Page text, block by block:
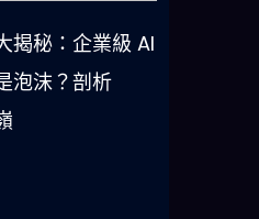
揭秘：企業級 AI
泡沫？剖析